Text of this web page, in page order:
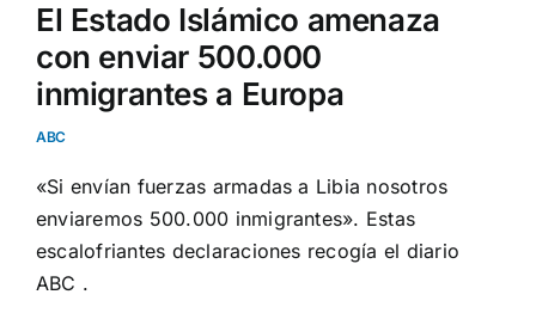
El Estado Islámico amenaza
con enviar 500.000
inmigrantes a Europa
ABC
«Si envían fuerzas armadas a Libia nosotros
enviaremos 500.000 inmigrantes». Estas
escalofriantes declaraciones recogía el diario
ABC .